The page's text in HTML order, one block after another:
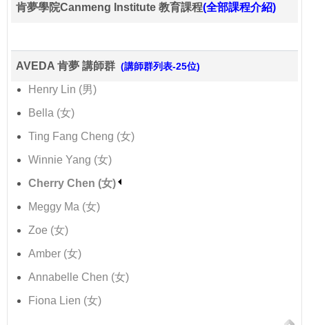
肯夢學院Canmeng Institute 教育課程(全部課程介紹)
AVEDA 肯夢 講師群 (講師群列表-25位)
Henry Lin (男)
Bella (女)
Ting Fang Cheng (女)
Winnie Yang (女)
Cherry Chen (女)
Meggy Ma (女)
Zoe (女)
Amber (女)
Annabelle Chen (女)
Fiona Lien (女)